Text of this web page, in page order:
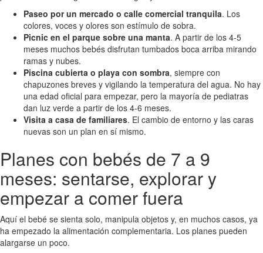
Paseo por un mercado o calle comercial tranquila. Los
colores, voces y olores son estímulo de sobra.
Picnic en el parque sobre una manta. A partir de los 4-5
meses muchos bebés disfrutan tumbados boca arriba mirando
ramas y nubes.
Piscina cubierta o playa con sombra, siempre con
chapuzones breves y vigilando la temperatura del agua. No hay
una edad oficial para empezar, pero la mayoría de pediatras
dan luz verde a partir de los 4-6 meses.
Visita a casa de familiares. El cambio de entorno y las caras
nuevas son un plan en sí mismo.
Planes con bebés de 7 a 9
meses: sentarse, explorar y
empezar a comer fuera
Aquí el bebé se sienta solo, manipula objetos y, en muchos casos, ya
ha empezado la alimentación complementaria. Los planes pueden
alargarse un poco.